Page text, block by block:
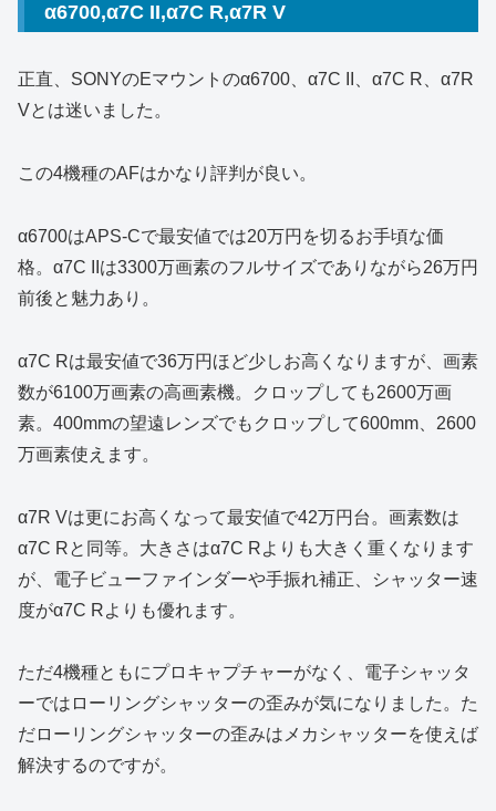
α6700,α7C II,α7C R,α7R V
正直、SONYのEマウントのα6700、α7C II、α7C R、α7R
Vとは迷いました。
この4機種のAFはかなり評判が良い。
α6700はAPS-Cで最安値では20万円を切るお手頃な価
格。α7C IIは3300万画素のフルサイズでありながら26万円
前後と魅力あり。
α7C Rは最安値で36万円ほど少しお高くなりますが、画素
数が6100万画素の高画素機。クロップしても2600万画
素。400mmの望遠レンズでもクロップして600mm、2600
万画素使えます。
α7R Vは更にお高くなって最安値で42万円台。画素数は
α7C Rと同等。大きさはα7C Rよりも大きく重くなります
が、電子ビューファインダーや手振れ補正、シャッター速
度がα7C Rよりも優れます。
ただ4機種ともにプロキャプチャーがなく、電子シャッタ
ーではローリングシャッターの歪みが気になりました。た
だローリングシャッターの歪みはメカシャッターを使えば
解決するのですが。